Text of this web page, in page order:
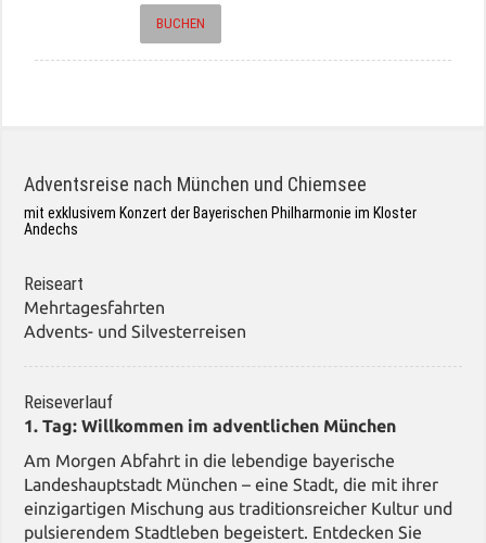
BUCHEN
Adventsreise nach München und Chiemsee
mit exklusivem Konzert der Bayerischen Philharmonie im Kloster
Andechs
Reiseart
Mehrtagesfahrten
Advents- und Silvesterreisen
Reiseverlauf
1. Tag: Willkommen im adventlichen München
Am Morgen Abfahrt in die lebendige bayerische
Landeshauptstadt München – eine Stadt, die mit ihrer
einzigartigen Mischung aus traditionsreicher Kultur und
pulsierendem Stadtleben begeistert. Entdecken Sie